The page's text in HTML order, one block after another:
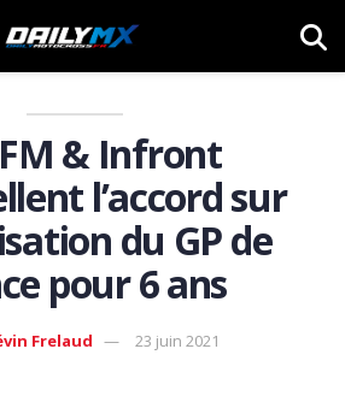
& Infront
l’accord sur
du GP de
pour 6 ans
Frelaud 23 juin 2021